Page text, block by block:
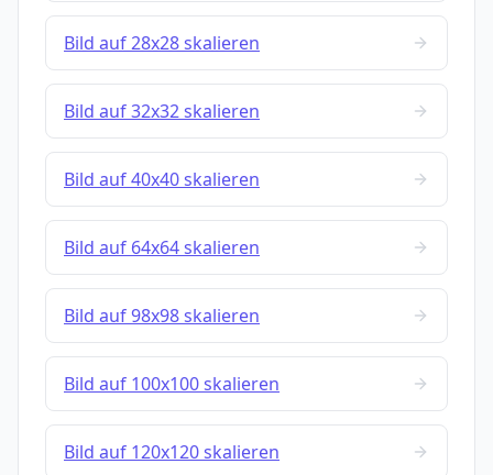
Bild auf 28x28 skalieren
Bild auf 32x32 skalieren
Bild auf 40x40 skalieren
Bild auf 64x64 skalieren
Bild auf 98x98 skalieren
Bild auf 100x100 skalieren
Bild auf 120x120 skalieren